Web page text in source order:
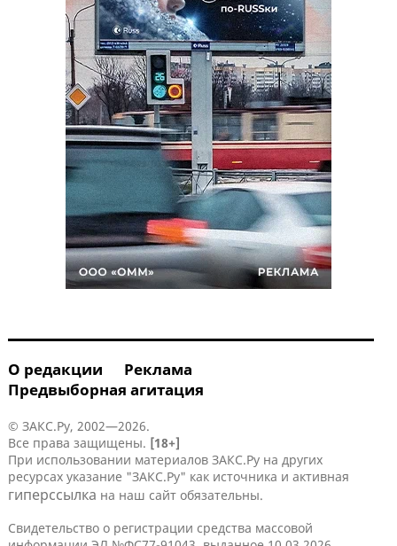
О редакции
Реклама
Предвыборная агитация
© ЗАКС.Ру, 2002—2026.
Все права защищены. [18+]
При использовании материалов ЗАКС.Ру на других
ресурсах указание "ЗАКС.Ру" как источника и активная
гиперссылка на наш сайт обязательны.
Свидетельство о регистрации средства массовой